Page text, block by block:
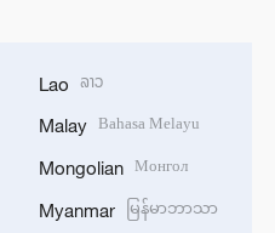
Lao ລາວ
Malay Bahasa Melayu
Mongolian Монгол
Myanmar မြန်မာဘာသာ